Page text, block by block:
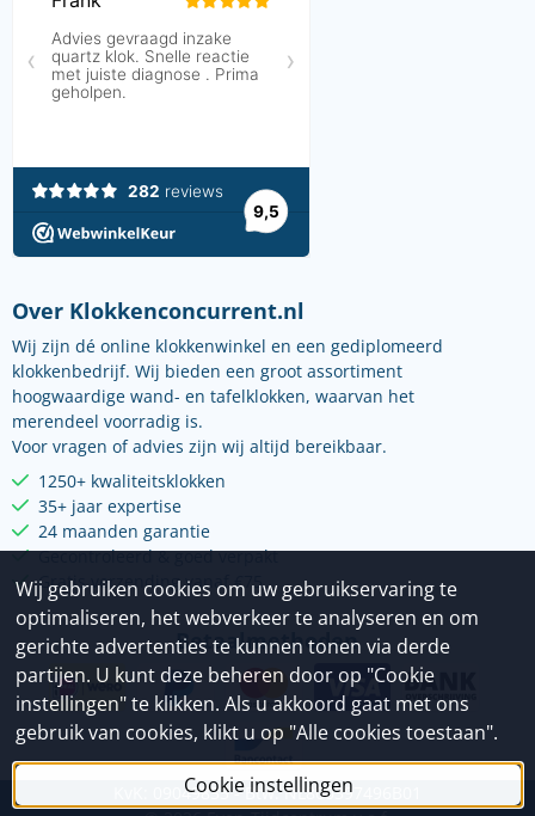
Over Klokkenconcurrent.nl
Wij zijn dé online klokkenwinkel en een gediplomeerd
klokkenbedrijf. Wij bieden een groot assortiment
hoogwaardige wand- en tafelklokken, waarvan het
merendeel voorradig is.
Voor vragen of advies zijn wij altijd bereikbaar.
1250+ kwaliteitsklokken
35+ jaar expertise
24 maanden garantie
Gecontroleerd & goed verpakt
Gratis verzending vanaf €75
Betaalmethoden
KvK: 09049833 - Btw: NL800397496B01
Wij gebruiken cookies om uw gebruikservaring te
optimaliseren, het webverkeer te analyseren en om
gerichte advertenties te kunnen tonen via derde
partijen. U kunt deze beheren door op "Cookie
instellingen" te klikken. Als u akkoord gaat met ons
gebruik van cookies, klikt u op "Alle cookies toestaan".
Cookie instellingen